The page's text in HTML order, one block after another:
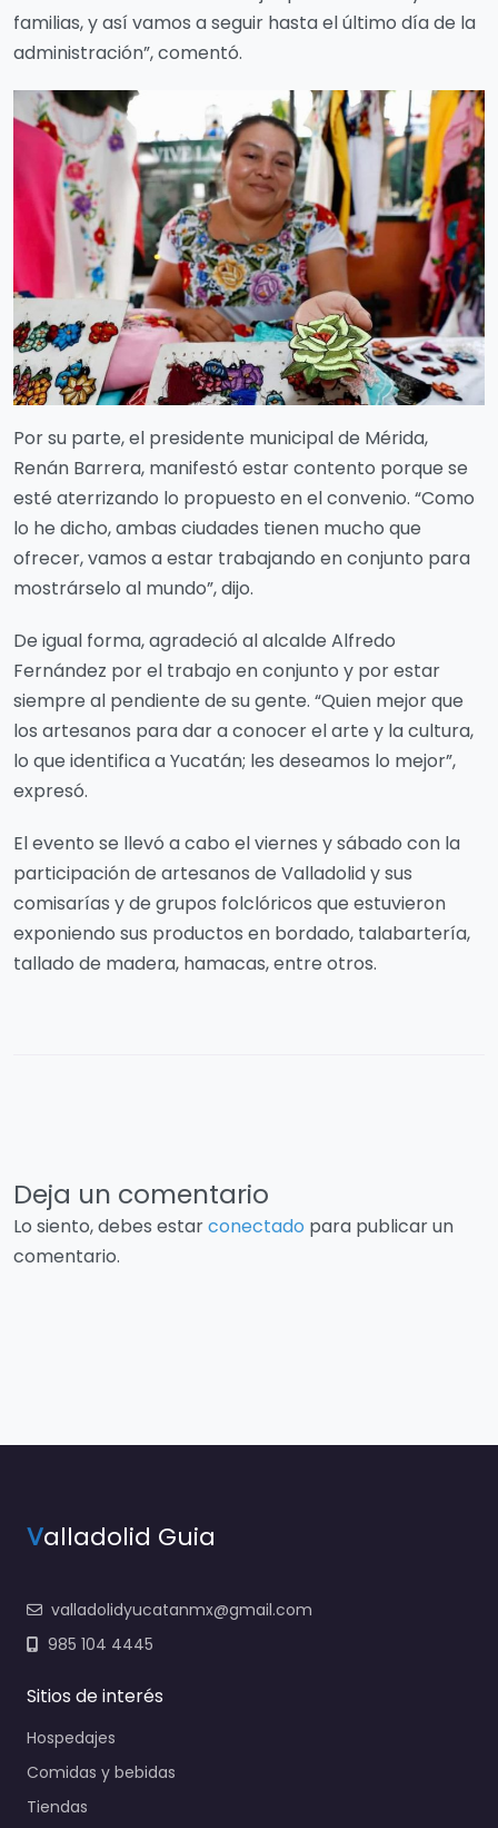
familias, y así vamos a seguir hasta el último día de la
administración”, comentó.
Por su parte, el presidente municipal de Mérida,
Renán Barrera, manifestó estar contento porque se
esté aterrizando lo propuesto en el convenio. “Como
lo he dicho, ambas ciudades tienen mucho que
ofrecer, vamos a estar trabajando en conjunto para
mostrárselo al mundo”, dijo.
De igual forma, agradeció al alcalde Alfredo
Fernández por el trabajo en conjunto y por estar
siempre al pendiente de su gente. “Quien mejor que
los artesanos para dar a conocer el arte y la cultura,
lo que identifica a Yucatán; les deseamos lo mejor”,
expresó.
El evento se llevó a cabo el viernes y sábado con la
participación de artesanos de Valladolid y sus
comisarías y de grupos folclóricos que estuvieron
exponiendo sus productos en bordado, talabartería,
tallado de madera, hamacas, entre otros.
Deja un comentario
Lo siento, debes estarconectado para publicar un
comentario.
Valladolid Guia
valladolidyucatanmx@gmail.com
985 104 4445
Sitios de interés
Hospedajes
Comidas y bebidas
Tiendas